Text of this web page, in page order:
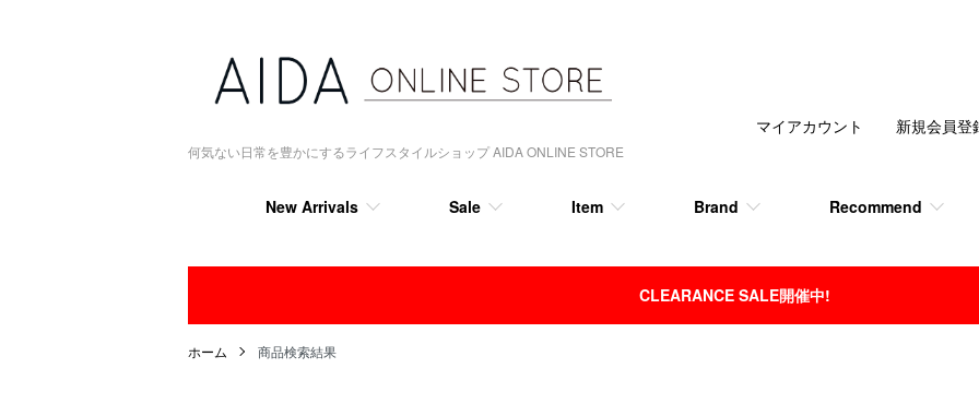
何気ない日常を豊かにするライフスタイルショップ AIDA ONLINE STORE
New Arrivals Sale Item Brand Recommend
マイアカウント 新規会員登
CLEARANCE SALE開催中!
ホーム 商品検索結果